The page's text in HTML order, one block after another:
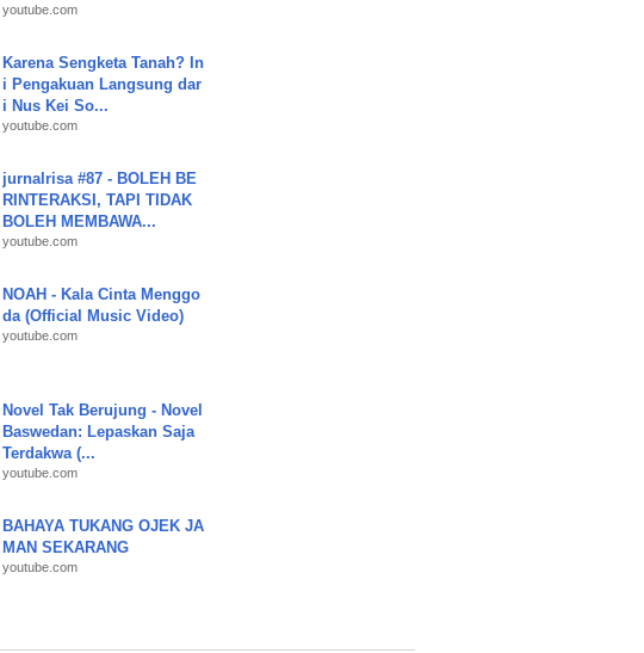
youtube.com
Karena Sengketa Tanah? In
i Pengakuan Langsung dar
i Nus Kei So...
youtube.com
jurnalrisa #87 - BOLEH BE
RINTERAKSI, TAPI TIDAK
BOLEH MEMBAWA...
youtube.com
NOAH - Kala Cinta Menggo
da (Official Music Video)
youtube.com
Novel Tak Berujung - Novel
Baswedan: Lepaskan Saja
Terdakwa (...
youtube.com
BAHAYA TUKANG OJEK JA
MAN SEKARANG
youtube.com